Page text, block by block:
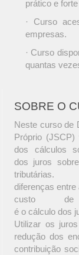
prático e
· Curso
empresas.
· Curso
quantas
SOBRE O
Neste curso de
Próprio (JSCP)
dos cálculos
dos juros
diferenças
custo de
é o cálculo dos
Utilizar os
redução dos
contribuição